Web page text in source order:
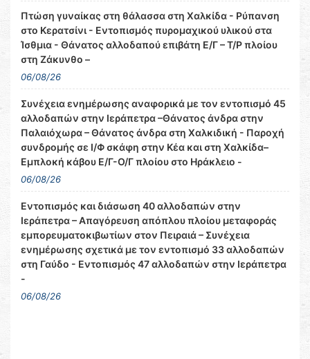
Πτώση γυναίκας στη θάλασσα στη Χαλκίδα - Ρύπανση
στο Κερατσίνι - Εντοπισμός πυρομαχικού υλικού στα
Ίσθμια - Θάνατος αλλοδαπού επιβάτη Ε/Γ – Τ/Ρ πλοίου
στη Ζάκυνθο –
06/08/26
Συνέχεια ενημέρωσης αναφορικά με τον εντοπισμό 45
αλλοδαπών στην Ιεράπετρα –Θάνατος άνδρα στην
Παλαιόχωρα – Θάνατος άνδρα στη Χαλκιδική - Παροχή
συνδρομής σε Ι/Φ σκάφη στην Κέα και στη Χαλκίδα–
Εμπλοκή κάβου Ε/Γ-Ο/Γ πλοίου στο Ηράκλειο -
06/08/26
Εντοπισμός και διάσωση 40 αλλοδαπών στην
Ιεράπετρα – Απαγόρευση απόπλου πλοίου μεταφοράς
εμπορευματοκιβωτίων στον Πειραιά – Συνέχεια
ενημέρωσης σχετικά με τον εντοπισμό 33 αλλοδαπών
στη Γαύδο - Εντοπισμός 47 αλλοδαπών στην Ιεράπετρα
-
06/08/26